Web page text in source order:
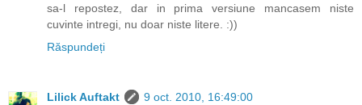
sa-l repostez, dar in prima versiune mancasem niste
cuvinte intregi, nu doar niste litere. :))
Răspundeți
Lilick Auftakt
9 oct. 2010, 16:49:00